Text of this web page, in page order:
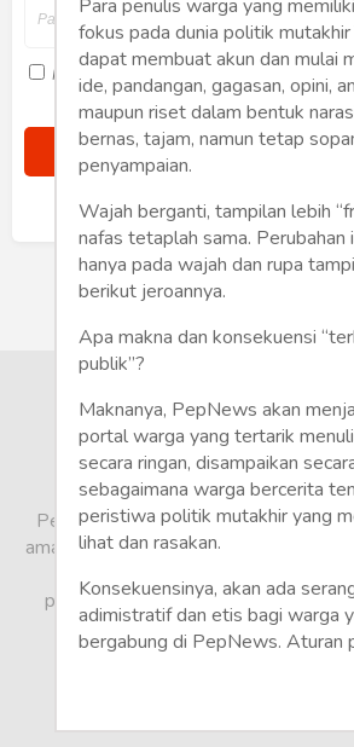
Hankam
Internasional
Bisnis
Humaniora
Sketsa
Tekno
Gaya
Wisata
Wanita
Ingat saya
Buat Akun Baru
Para penulis warga yang
fokus pada dunia politik mutakhir
dapat membuat akun dan mulai
ide, pandangan, gagasan, opini,
maupun riset dalam bentuk
bernas, tajam, namun tetap
penyampaian.
Wajah berganti, tampilan lebih
nafas tetaplah sama. Perubahan
hanya pada wajah dan rupa
berikut jeroannya.
Apa makna dan konsekuensi
publik”?
Maknanya, PepNews akan
portal warga yang tertarik
secara ringan, disampaikan
sebagaimana warga bercerita
peristiwa politik mutakhir yang
lihat dan rasakan.
Konsekuensinya, akan ada
adimistratif dan etis bagi warga
bergabung di PepNews. Aturan
mendasar adalah setiap penulis
menggunakan identitas asli
keterangan penduduk.
PepNews.com adalah media warga,
amatir dan profesional menyampaikan
pandang tidak biasa, yang berbeda
berita media arus